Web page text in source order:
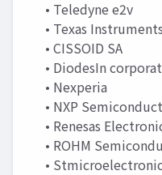
• Teledyne e2v
• Texas Instruments
• CISSOID SA
• DiodesIn
• Nexperia
• NXP
• Renesas
• ROHM
•